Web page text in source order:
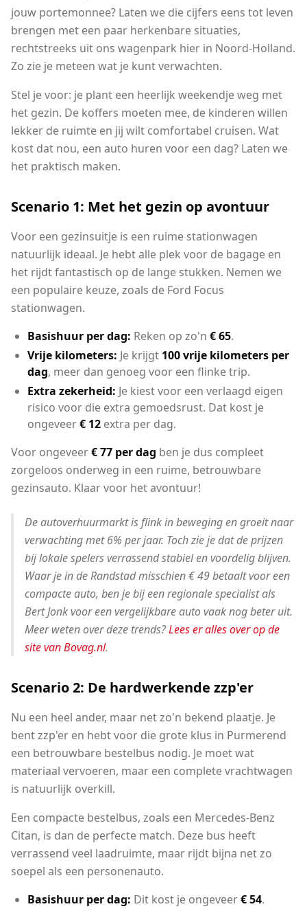
jouw portemonnee? Laten we die cijfers eens tot leven
brengen met een paar herkenbare situaties,
rechtstreeks uit ons wagenpark hier in Noord-Holland.
Zo zie je meteen wat je kunt verwachten.
Stel je voor: je plant een heerlijk weekendje weg met
het gezin. De koffers moeten mee, de kinderen willen
lekker de ruimte en jij wilt comfortabel cruisen. Wat
kost dat nou, een auto huren voor een dag? Laten we
het praktisch maken.
Scenario 1: Met het gezin op avontuur
Voor een gezinsuitje is een ruime stationwagen
natuurlijk ideaal. Je hebt alle plek voor de bagage en
het rijdt fantastisch op de lange stukken. Nemen we
een populaire keuze, zoals de Ford Focus
stationwagen.
Basishuur per dag: Reken op zo'n € 65.
Vrije kilometers: Je krijgt 100 vrije kilometers per
dag, meer dan genoeg voor een flinke trip.
Extra zekerheid: Je kiest voor een verlaagd eigen
risico voor die extra gemoedsrust. Dat kost je
ongeveer€ 12 extra per dag.
Voor ongeveer€ 77 per dag ben je dus compleet
zorgeloos onderweg in een ruime, betrouwbare
gezinsauto. Klaar voor het avontuur!
De autoverhuurmarkt is flink in beweging en groeit naar
verwachting met 6% per jaar. Toch zie je dat de prijzen
bij lokale spelers verrassend stabiel en voordelig blijven.
Waar je in de Randstad misschien € 49 betaalt voor een
compacte auto, ben je bij een regionale specialist als
Bert Jonk voor een vergelijkbare auto vaak nog beter uit.
Meer weten over deze trends?Lees er alles over op de
site van Bovag.nl.
Scenario 2: De hardwerkende zzp'er
Nu een heel ander, maar net zo'n bekend plaatje. Je
bent zzp'er en hebt voor die grote klus in Purmerend
een betrouwbare bestelbus nodig. Je moet wat
materiaal vervoeren, maar een complete vrachtwagen
is natuurlijk overkill.
Een compacte bestelbus, zoals een Mercedes-Benz
Citan, is dan de perfecte match. Deze bus heeft
verrassend veel laadruimte, maar rijdt bijna net zo
soepel als een personenauto.
Basishuur per dag: Dit kost je ongeveer€ 54.